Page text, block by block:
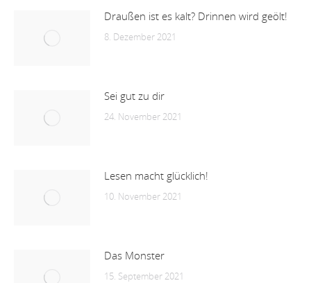
Draußen ist es kalt? Drinnen wird geölt!
8. Dezember 2021
Sei gut zu dir
24. November 2021
Lesen macht glücklich!
10. November 2021
Das Monster
15. September 2021